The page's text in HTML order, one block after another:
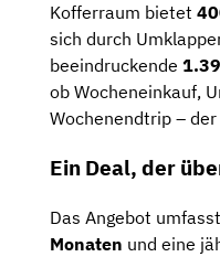
Kofferraum bietet
sich durch
beeindruckende
ob Wocheneinkauf,
Wochenendtrip –
Ein Deal, der
Das Angebot
Monaten und eine